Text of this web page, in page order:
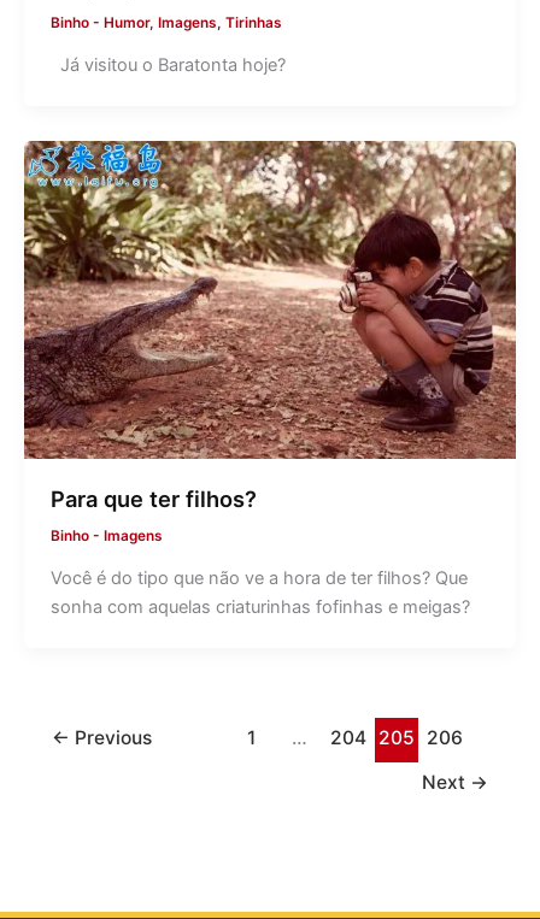
Binho - Humor, Imagens, Tirinhas
Já visitou o Baratonta hoje?
Para que ter filhos?
Binho - Imagens
Você é do tipo que não ve a hora de ter filhos? Que
sonha com aquelas criaturinhas fofinhas e meigas?
← Previous 1 … 204 205
206
Next →